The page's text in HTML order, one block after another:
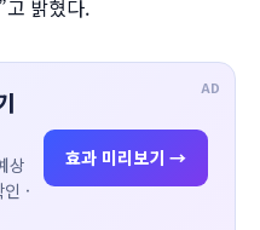
고 밝혔다.
AD
상
·
효과 미리보기 →